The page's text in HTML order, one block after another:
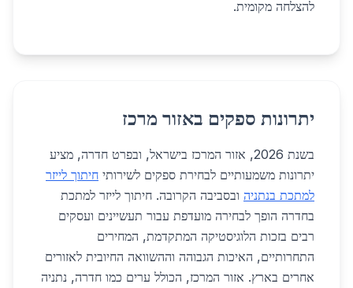
להצלחה מקומית.
יתרונות ספקים באזור מרכז
בשנת 2026, אזור המרכז בישראל, ובפרט חדרה, מציע
יתרונות משמעותיים לבחירת ספקים לשירותי חיתוך לייזר
למתכת בנתניה ובסביבה הקרובה. חיתוך לייזר למתכת
בחדרה הופך לבחירה מועדפת עבור תעשיינים ועסקים
רבים בזכות הלוגיסטיקה המתקדמת, המחירים
התחרותיים, האיכות הגבוהה וההשוואה החיובית לאזורים
אחרים בארץ. אזור המרכז, הכולל ערים כמו חדרה, נתניה